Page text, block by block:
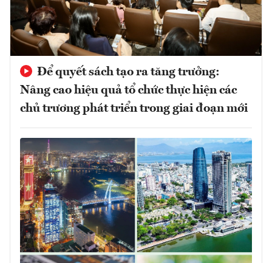
Để quyết sách tạo ra tăng trưởng:
Nâng cao hiệu quả tổ chức thực hiện các
chủ trương phát triển trong giai đoạn mới